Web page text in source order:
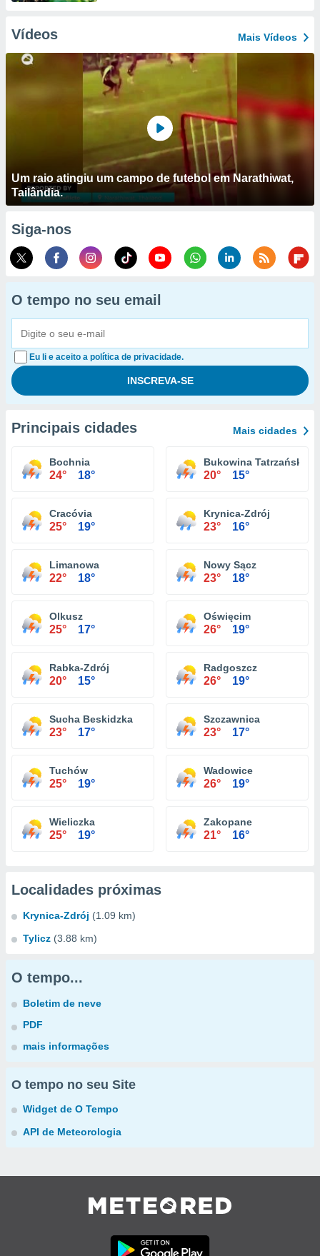
Vídeos Mais Vídeos
Um raio atingiu um campo de futebol em Narathiwat,
Tailândia.
Siga-nos
O tempo no seu email
Eu li e aceito a política de privacidade.
Principais cidades Mais cidades
Bochnia
24° 18°
Bukowina Tatrzańska
20° 15°
Cracóvia
25° 19°
Krynica-Zdrój
23° 16°
Limanowa
22° 18°
Nowy Sącz
23° 18°
Olkusz
25° 17°
Oświęcim
26° 19°
Rabka-Zdrój
20° 15°
Radgoszcz
26° 19°
Sucha Beskidzka
23° 17°
Szczawnica
23° 17°
Tuchów
25° 19°
Wadowice
26° 19°
Wieliczka
25° 19°
Zakopane
21° 16°
Localidades próximas
Krynica-Zdrój (1.09 km)
Tylicz (3.88 km)
O tempo...
Boletim de neve
PDF
mais informações
O tempo no seu Site
Widget de O Tempo
API de Meteorologia